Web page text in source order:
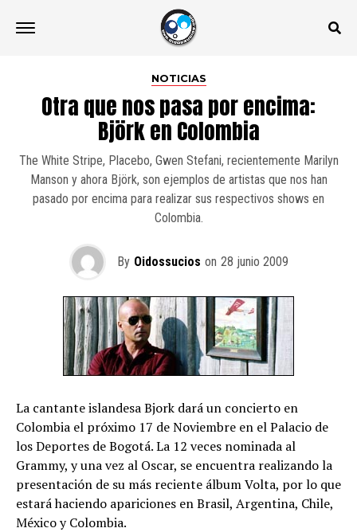
NOTICIAS
Otra que nos pasa por encima:
Björk en Colombia
The White Stripe, Placebo, Gwen Stefani, recientemente Marilyn
Manson y ahora Björk, son ejemplos de artistas que nos han
pasado por encima para realizar sus respectivos shows en
Colombia.
By Oidossucios on 28 junio 2009
La cantante islandesa Bjork dará un concierto en
Colombia el próximo 17 de Noviembre en el Palacio de
los Deportes de Bogotá. La 12 veces nominada al
Grammy, y una vez al Oscar, se encuentra realizando la
presentación de su más reciente álbum Volta, por lo que
estará haciendo apariciones en Brasil, Argentina, Chile,
México y Colombia.